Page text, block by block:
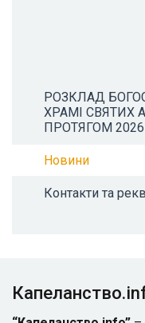
РОЗКЛАД
ХРАМІ СВЯТИХ
ПРОТЯГОМ 2026
Новини
Контакти та